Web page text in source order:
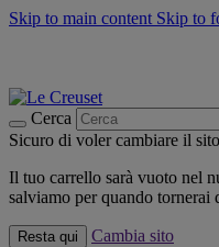
Skip to main content Skip to
Cerca
Sicuro di voler cambiare il
Il tuo carrello sarà vuoto nel
salviamo per quando tornerai
Resta qui
Cambia sito